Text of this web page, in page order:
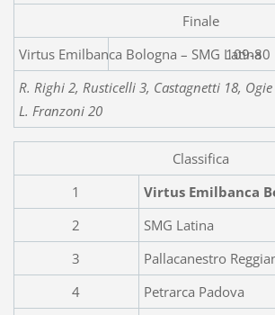
Finale
Virtus Emilbanca Bologna – SMG Latina
109-80
R. Righi 2, Rusticelli 3, Castagnetti 18,
L. Franzoni 20
Classifica
1
Virtus Emilbanca
2
SMG Latina
3
Pallacanestro
4
Petrarca Padova